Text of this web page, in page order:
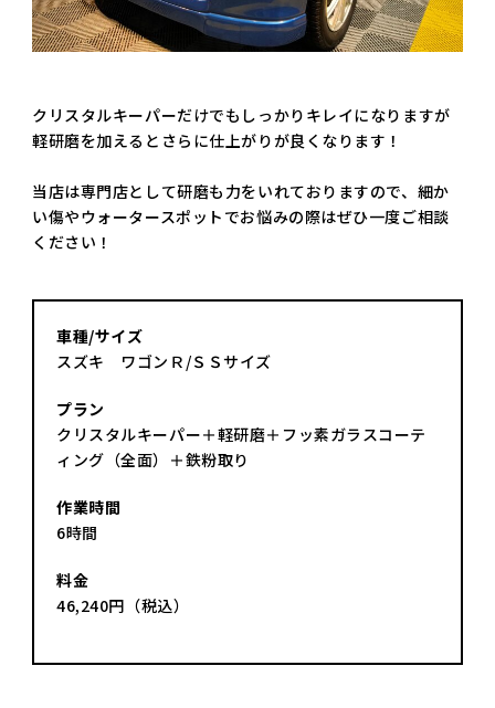
クリスタルキーパーだけでもしっかりキレイになりますが
軽研磨を加えるとさらに仕上がりが良くなります！
当店は専門店として研磨も力をいれておりますので、細か
い傷やウォータースポットでお悩みの際はぜひ一度ご相談
ください！
車種/サイズ
スズキ ワゴンＲ/ＳＳサイズ
プラン
クリスタルキーパー＋軽研磨＋フッ素ガラスコーテ
ィング（全面）＋鉄粉取り
作業時間
6時間
料金
46,240円（税込）